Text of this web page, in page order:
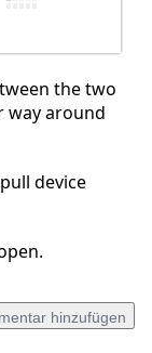
the two
way around
device
hinzufügen